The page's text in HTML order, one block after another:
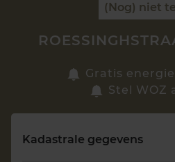
Zoek een woning
(Nog) niet
Gratis
Stel WOZ
Kadastrale gegevens